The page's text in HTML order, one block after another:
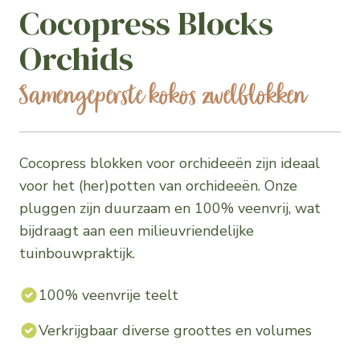
Cocopress Blocks
Orchids
Samengeperste kokos zwelblokken
Cocopress blokken voor orchideeën zijn ideaal
voor het (her)potten van orchideeën. Onze
pluggen zijn duurzaam en 100% veenvrij, wat
bijdraagt aan een milieuvriendelijke
tuinbouwpraktijk.
100% veenvrije teelt
Verkrijgbaar diverse groottes en volumes